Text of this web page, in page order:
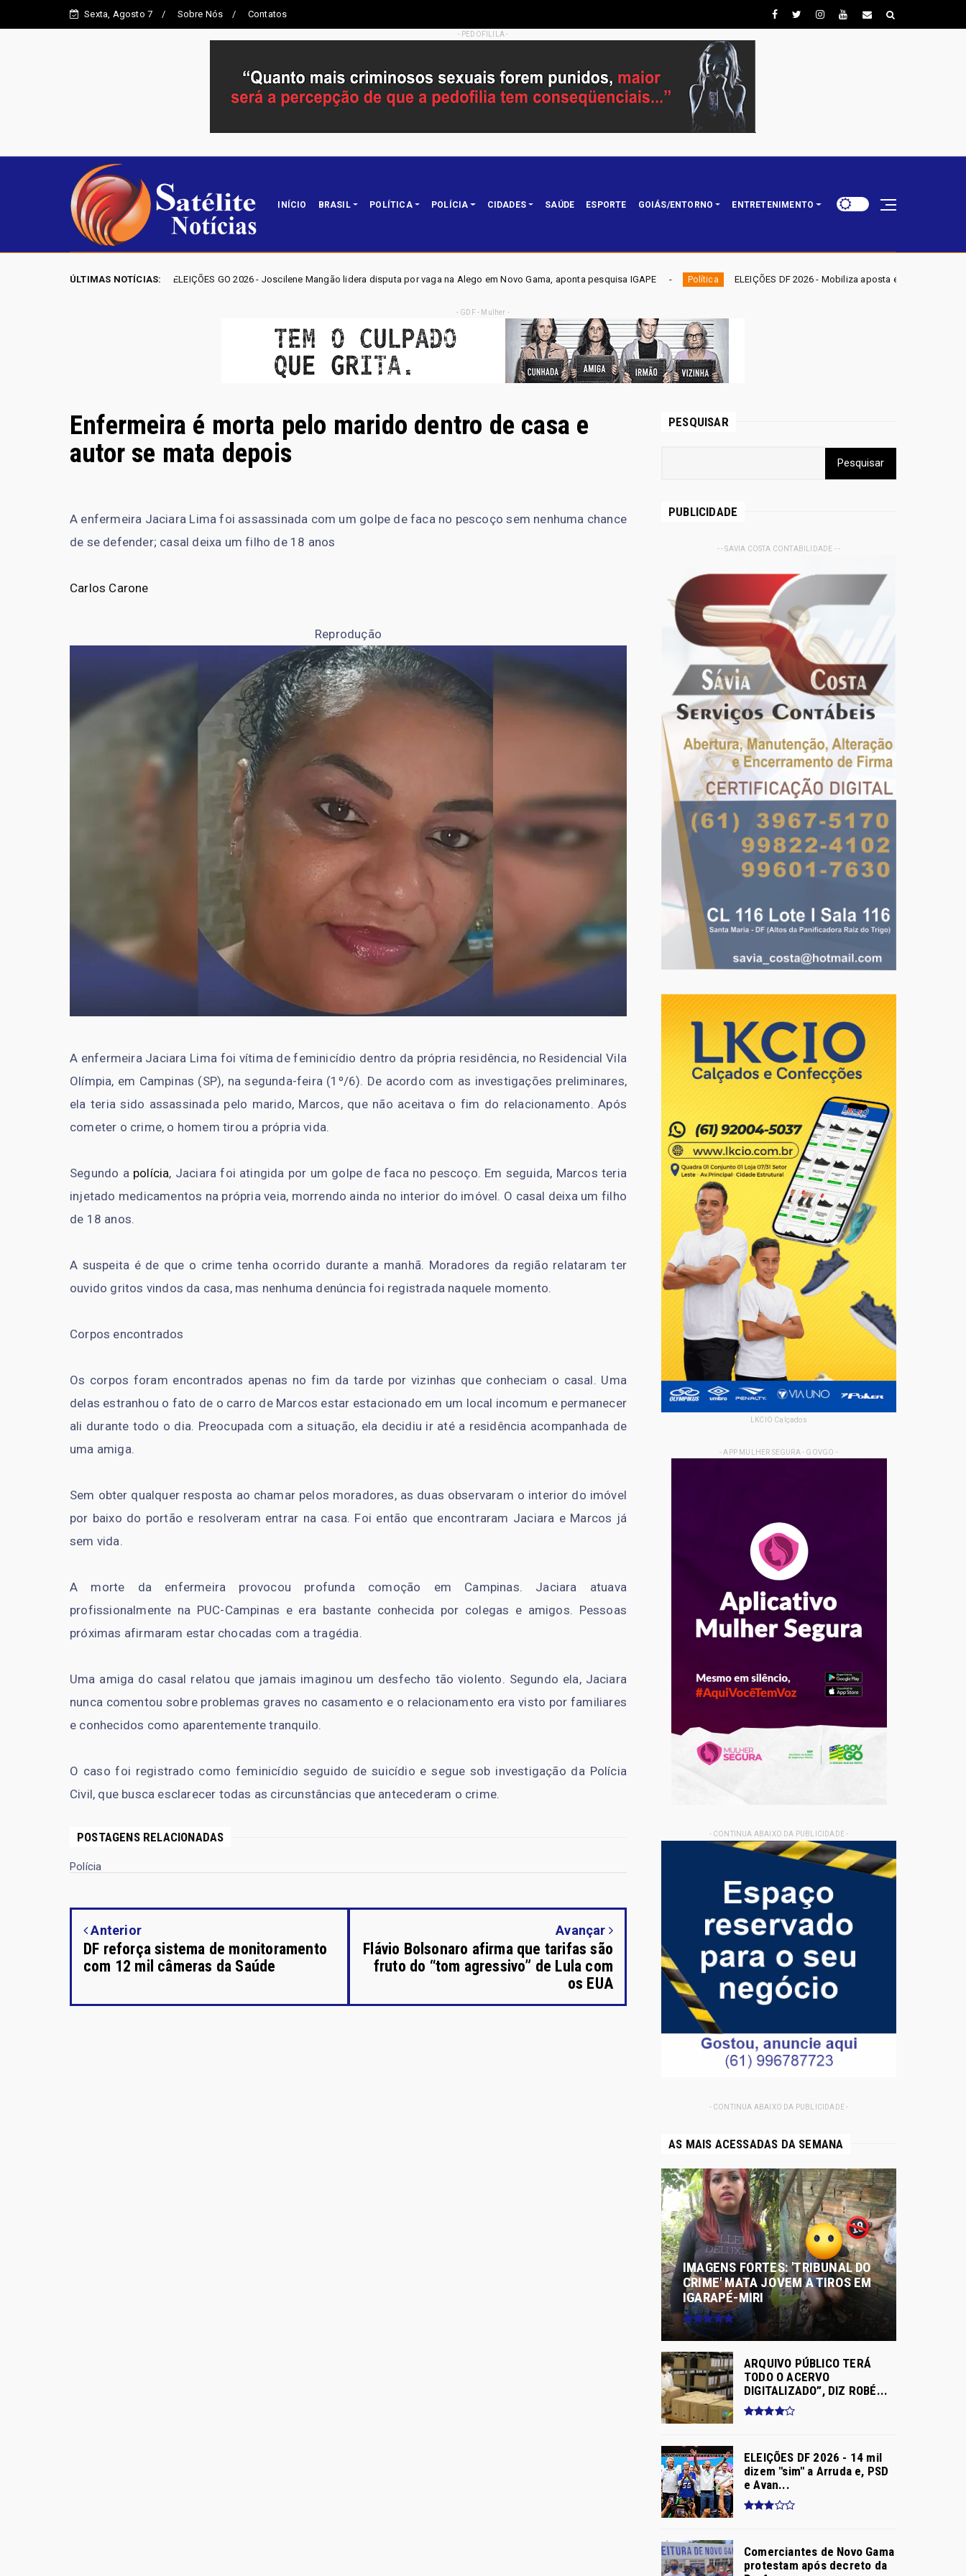
Sexta, Agosto 7 Sobre Nós Contatos
- PEDOFILILA -
INÍCIO BRASIL POLÍTICA POLÍCIA CIDADES SAÚDE ESPORTE GOIÁS/ENTORNO ENTRETENIMENTO
ÚLTIMAS NOTÍCIAS:
ELEIÇÕES GO 2026 - Joscilene Mangão lidera disputa por vaga na Alego em Novo Gama, aponta pesquisa IGAPE Política ELEIÇÕES DF 2026 - Mobiliza aposta em nominata completa e mira eleger três
- GDF - Mulher -
Enfermeira é morta pelo marido dentro de casa e
autor se mata depois
A enfermeira Jaciara Lima foi assassinada com um golpe de faca no pescoço sem nenhuma chance
de se defender; casal deixa um filho de 18 anos
Carlos Carone
Reprodução
A enfermeira Jaciara Lima foi vítima de feminicídio dentro da própria residência, no Residencial Vila
Olímpia, em Campinas (SP), na segunda-feira (1º/6). De acordo com as investigações preliminares,
ela teria sido assassinada pelo marido, Marcos, que não aceitava o fim do relacionamento. Após
cometer o crime, o homem tirou a própria vida.
Segundo apolícia, Jaciara foi atingida por um golpe de faca no pescoço. Em seguida, Marcos teria
injetado medicamentos na própria veia, morrendo ainda no interior do imóvel. O casal deixa um filho
de 18 anos.
A suspeita é de que o crime tenha ocorrido durante a manhã. Moradores da região relataram ter
ouvido gritos vindos da casa, mas nenhuma denúncia foi registrada naquele momento.
Corpos encontrados
Os corpos foram encontrados apenas no fim da tarde por vizinhas que conheciam o casal. Uma
delas estranhou o fato de o carro de Marcos estar estacionado em um local incomum e permanecer
ali durante todo o dia. Preocupada com a situação, ela decidiu ir até a residência acompanhada de
uma amiga.
Sem obter qualquer resposta ao chamar pelos moradores, as duas observaram o interior do imóvel
por baixo do portão e resolveram entrar na casa. Foi então que encontraram Jaciara e Marcos já
sem vida.
A morte da enfermeira provocou profunda comoção em Campinas. Jaciara atuava
profissionalmente na PUC-Campinas e era bastante conhecida por colegas e amigos. Pessoas
próximas afirmaram estar chocadas com a tragédia.
Uma amiga do casal relatou que jamais imaginou um desfecho tão violento. Segundo ela, Jaciara
nunca comentou sobre problemas graves no casamento e o relacionamento era visto por familiares
e conhecidos como aparentemente tranquilo.
O caso foi registrado como feminicídio seguido de suicídio e segue sob investigação da Polícia
Civil, que busca esclarecer todas as circunstâncias que antecederam o crime.
POSTAGENS RELACIONADAS
Polícia
Anterior
DF reforça sistema de monitoramento
com 12 mil câmeras da Saúde
Avançar
Flávio Bolsonaro afirma que tarifas são
fruto do “tom agressivo” de Lula com
os EUA
PESQUISAR
PUBLICIDADE
- - SAVIA COSTA CONTABILIDADE - -
LKCIO Calçados
- APP MULHER SEGURA - GOVGO -
- CONTINUA ABAIXO DA PUBLICIDADE -
- CONTINUA ABAIXO DA PUBLICIDADE -
AS MAIS ACESSADAS DA SEMANA
IMAGENS FORTES: 'TRIBUNAL DO
CRIME' MATA JOVEM A TIROS EM
IGARAPÉ-MIRI
ARQUIVO PÚBLICO TERÁ
TODO O ACERVO
DIGITALIZADO”, DIZ ROBÉ...
ELEIÇÕES DF 2026 - 14 mil
dizem "sim" a Arruda e, PSD
e Avan...
Comerciantes de Novo Gama
protestam após decreto da